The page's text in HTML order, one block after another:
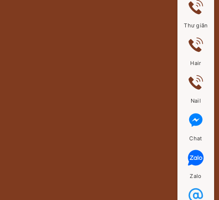
Thư giãn
Hair
Nail
Chat
Zalo